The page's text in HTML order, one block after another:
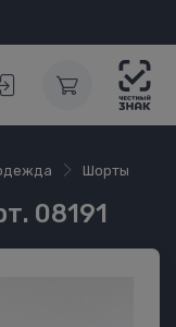
Шорты
08191